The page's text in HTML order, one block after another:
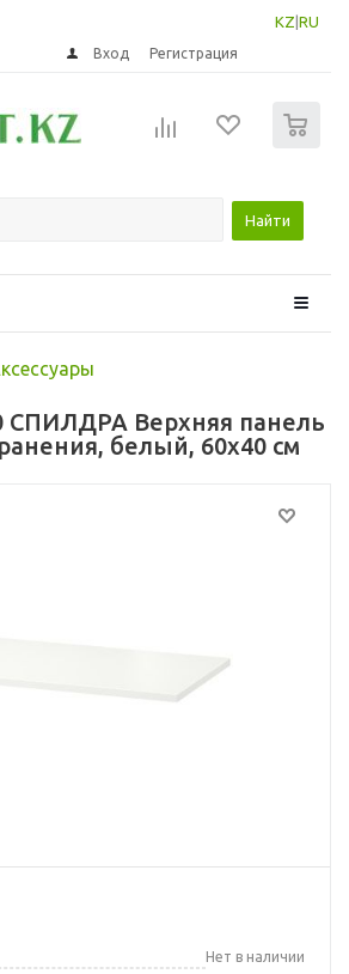
KZ RU
Вход Регистрация
Найти
СПИЛДРА Верхняя панель
белый, 60x40 см
Нет в наличии